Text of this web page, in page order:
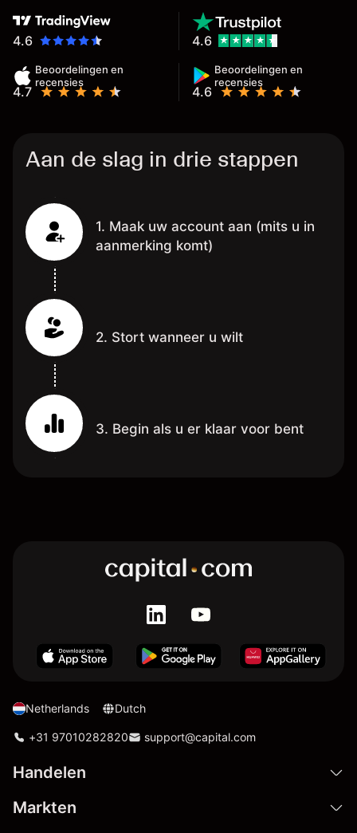
4.6
Beoordelingen en
recensies
4.7
Beoordelingen en
recensies
4.6
4.6
Aan de slag in drie stappen
1. Maak uw account aan (mits u in
aanmerking komt)
2. Stort wanneer u wilt
3. Begin als u er klaar voor bent
Netherlands Dutch
+31 97010282820 support@capital.com
Handelen
Markten